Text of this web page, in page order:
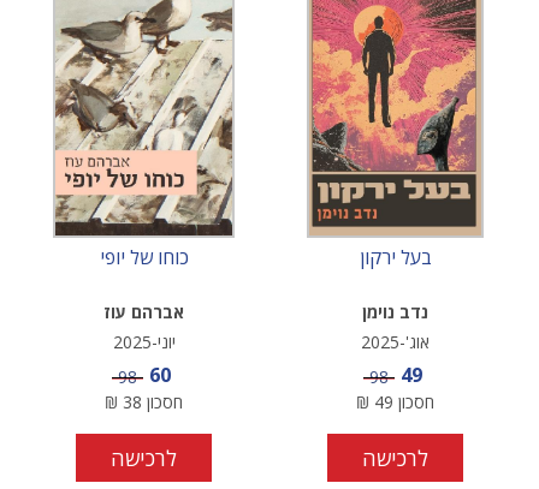
בעל ירקון
נדב נוימן
אוג'-2025
מחיר מבצע
49 מחיר
98
חסכון 49
₪
לרכישה
כוחו של יופי
אברהם עוז
יוני-2025
מחיר מבצע
60 מחיר
98
חסכון 38
₪
לרכישה